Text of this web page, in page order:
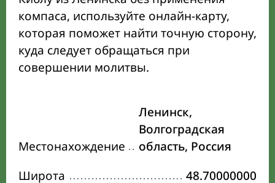
компаса, используйте онлайн-карту,
которая поможет найти точную сторону,
куда следует обращаться при
совершении молитвы.
Местонахождение
Ленинск,
Волгоградская
область, Россия
Широта
48.70000000